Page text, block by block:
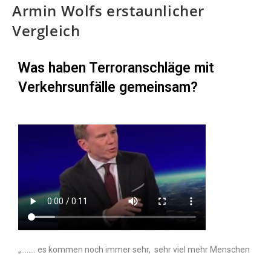
Armin Wolfs erstaunlicher
Vergleich
Was haben Terroranschläge mit
Verkehrsunfälle gemeinsam?
„…..… es kommen noch immer sehr, sehr viel mehr Menschen